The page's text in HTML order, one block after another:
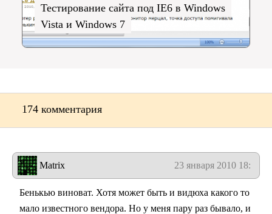
Тестирование сайта под IE6 в Windows
Vista и Windows 7
174 комментария
Matrix 23 января 2010 18:42
Бенькью виноват. Хотя может быть и видюха какого то
мало известного вендора. Но у меня пару раз бывало, и